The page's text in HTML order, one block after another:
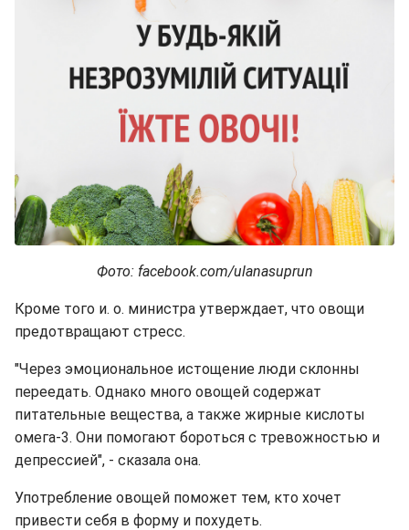
Фото: facebook.com/ulanasuprun
Кроме того и. о. министра утверждает, что овощи
предотвращают стресс.
"Через эмоциональное истощение люди склонны
переедать. Однако много овощей содержат
питательные вещества, а также жирные кислоты
омега-3. Они помогают бороться с тревожностью и
депрессией", - сказала она.
Употребление овощей поможет тем, кто хочет
привести себя в форму и похудеть.